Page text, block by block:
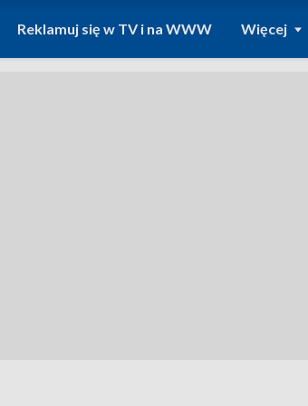
Reklamuj się w TV i na WWW Więcej